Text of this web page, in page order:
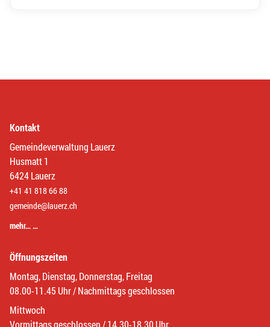
Kontakt
Gemeindeverwaltung Lauerz
Husmatt 1
6424 Lauerz
+41 41 818 66 88
gemeinde@lauerz.ch
mehr… …
Öffnungszeiten
Montag, Dienstag, Donnerstag, Freitag
08.00-11.45 Uhr / Nachmittags geschlossen
Mittwoch
Vormittags geschlossen / 14.30-18.30 Uhr